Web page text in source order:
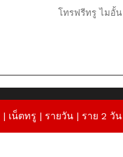
โทรฟรีทรู ไมอั้
| เน็ตทรู | รายวัน | ราย 2 วั